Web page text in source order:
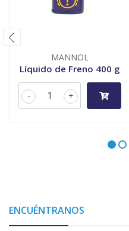
MANNOL
Líquido de Freno 400 g
+
-
ENCUÉNTRANOS